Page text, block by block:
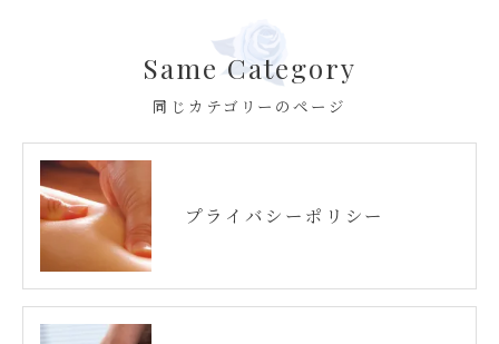
同じカテゴリーのページ
Same Category
プライバシーポリシー